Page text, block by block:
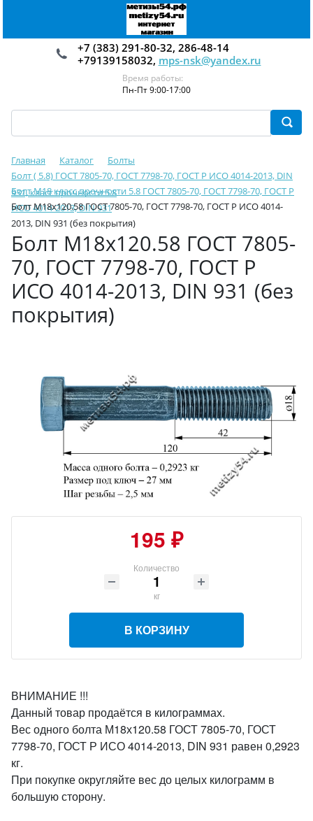
+7 (383) 291-80-32, 286-48-14
+79139158032, mps-nsk@yandex.ru
Время работы:
Пн-Пт 9:00-17:00
Главная Каталог
Болты
Болт ( 5.8) ГОСТ 7805-70, ГОСТ 7798-70, ГОСТ Р ИСО 4014-2013, DIN
931, класс прочности 5.8
Болт М18 класс прочности 5.8 ГОСТ 7805-70, ГОСТ 7798-70, ГОСТ Р
ИСО 4014-2013, DIN 931
Болт М18х120.58 ГОСТ 7805-70, ГОСТ 7798-70, ГОСТ Р ИСО 4014-
2013, DIN 931 (без покрытия)
Болт М18х120.58 ГОСТ 7805-
70, ГОСТ 7798-70, ГОСТ Р
ИСО 4014-2013, DIN 931 (без
покрытия)
195 ₽
Количество
кг
В КОРЗИНУ
ВНИМАНИЕ !!!
Данный товар продаётся в килограммах.
Вес одного болта М18х120.58 ГОСТ 7805-70, ГОСТ
7798-70, ГОСТ Р ИСО 4014-2013, DIN 931 равен 0,2923
кг.
При покупке округляйте вес до целых килограмм в
большую сторону.